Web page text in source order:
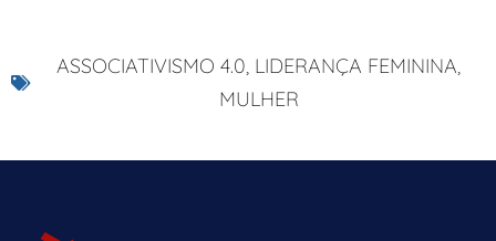
ASSOCIATIVISMO 4.0, LIDERANÇA FEMININA,
MULHER